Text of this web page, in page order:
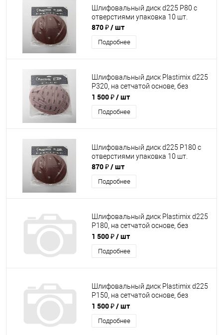
Шлифовальный диск d225 P80 с
отверстиями упаковка 10 шт.
870 ₽/ шт
Подробнее
Шлифовальный диск Plastimix d225
P320, на сетчатой основе, без
отверстий, упаковка 10 шт.
1 500 ₽/ шт
Подробнее
Шлифовальный диск d225 P180 с
отверстиями упаковка 10 шт.
870 ₽/ шт
Подробнее
Шлифовальный диск Plastimix d225
P180, на сетчатой основе, без
отверстий, упаковка 10 шт.
1 500 ₽/ шт
Подробнее
Шлифовальный диск Plastimix d225
P150, на сетчатой основе, без
отверстий, упаковка 10 шт.
1 500 ₽/ шт
Подробнее